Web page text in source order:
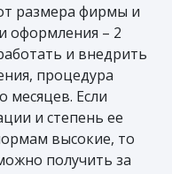
размера фирмы и
оформления – 2
и внедрить
процедура
месяцев. Если
и степень ее
высокие, то
получить за